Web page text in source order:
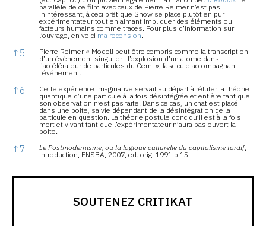
parallèle de ce film avec ceux de Pierre Reimer n’est pas
inintéressant, à ceci prêt que Snow se place plutôt en pur
expérimentateur tout en aimant impliquer des éléments ou
facteurs humains comme traces. Pour plus d’information sur
l’ouvrage, en voici ma recension.
↑ 5
Pierre Reimer « Modell peut être compris comme la transcription
d’un événement singulier : l’explosion d’un atome dans
l’accélérateur de particules du Cern. », fascicule accompagnant
l’événement.
↑ 6
Cette expérience imaginative servait au départ à réfuter la théorie
quantique d’une particule à la fois désintégrée et entière tant que
son observation n’est pas faite. Dans ce cas, un chat est placé
dans une boite, sa vie dépendant de la désintégration de la
particule en question. La théorie postule donc qu’il est à la fois
mort et vivant tant que l’expérimentateur n’aura pas ouvert la
boite.
↑ 7 Le Postmodernisme, ou la logique culturelle du capitalisme tardif,
introduction, ENSBA, 2007, ed. orig. 1991 p.15.
SOUTENEZ CRITIKAT